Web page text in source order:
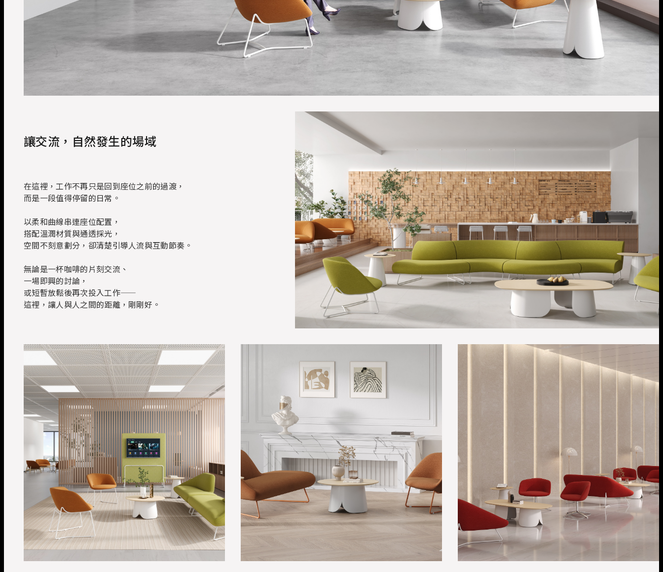
讓交流，自然發生的場域
在這裡，工作不再只是回到座位之前的過渡，
而是一段值得停留的日常。
以柔和曲線串連座位配置，
搭配溫潤材質與通透採光，
空間不刻意劃分，卻清楚引導人流與互動節奏。
無論是一杯咖啡的片刻交流、
一場即興的討論，
或短暫放鬆後再次投入工作——
這裡，讓人與人之間的距離，剛剛好。